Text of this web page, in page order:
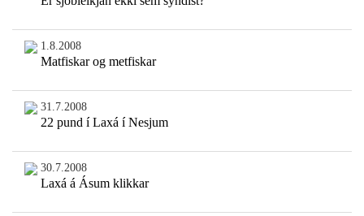
1.8.2008
Matfiskar og metfiskar
31.7.2008
22 pund í Laxá í Nesjum
30.7.2008
Laxá á Ásum klikkar